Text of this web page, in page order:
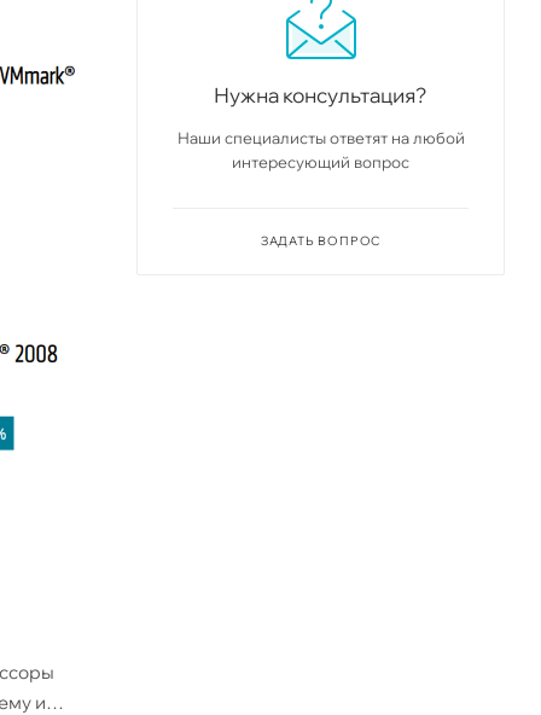
и
Нужна консультация?
Наши специалисты ответят на любой
интересующий вопрос
ЗАДАТЬ ВОПРОС